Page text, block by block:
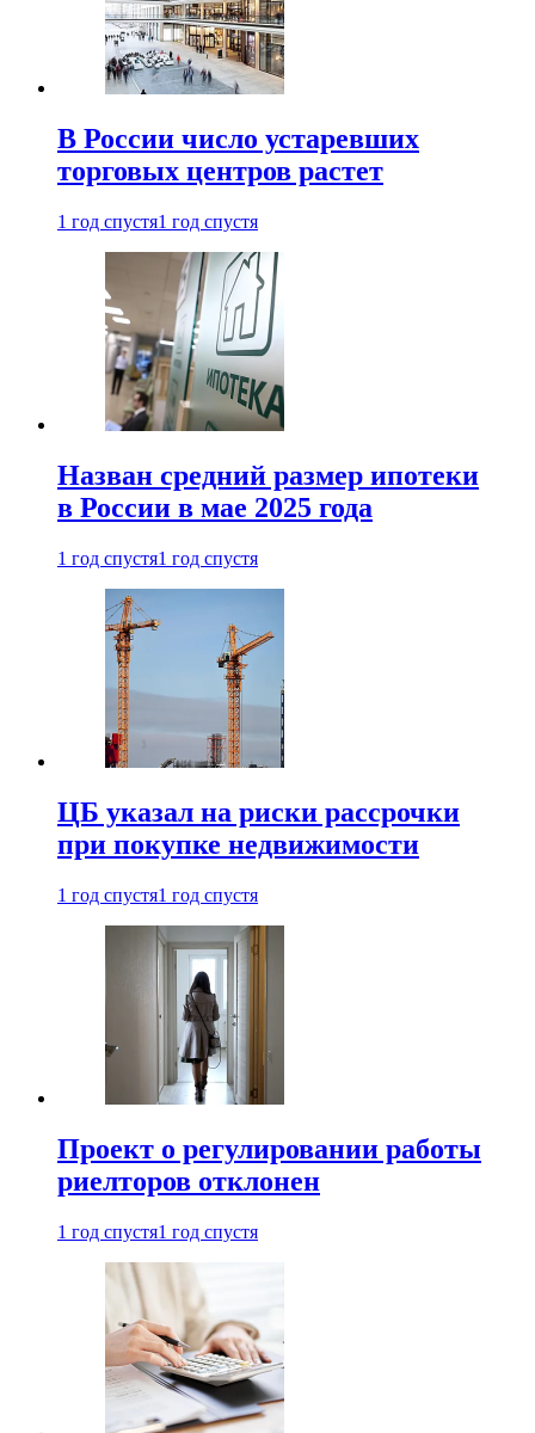
В России число устаревших
торговых центров растет
1 год спустя1 год спустя
Назван средний размер ипотеки
в России в мае 2025 года
1 год спустя1 год спустя
ЦБ указал на риски рассрочки
при покупке недвижимости
1 год спустя1 год спустя
Проект о регулировании работы
риелторов отклонен
1 год спустя1 год спустя